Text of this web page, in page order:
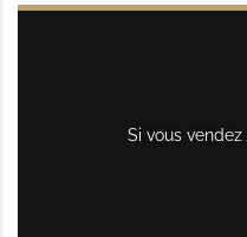
Si vous